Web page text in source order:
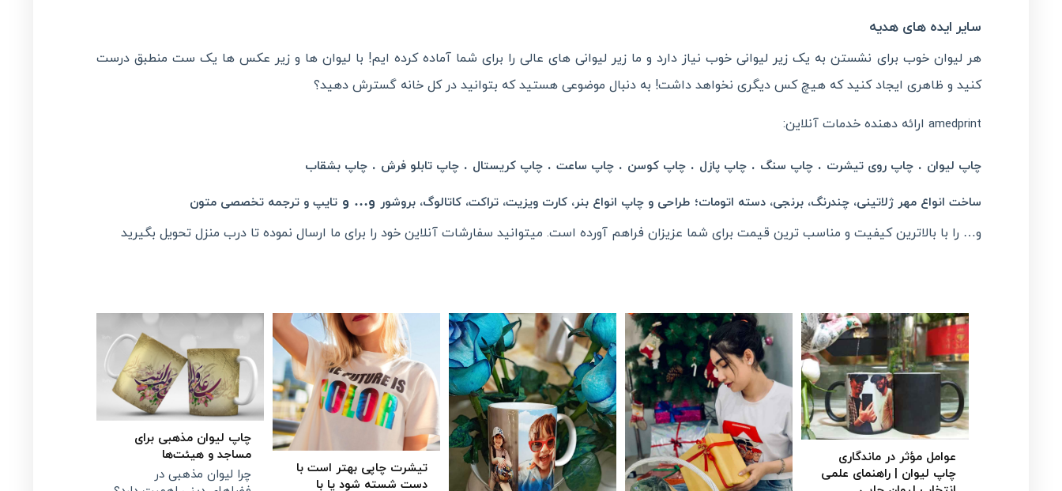
سایر ایده های هدیه
هر لیوان خوب برای نشستن به یک زیر لیوانی خوب نیاز دارد و ما زیر لیوانی های عالی را برای شما آماده کرده ایم! با لیوان ها و زیر عکس ها یک ست منطبق درست
کنید و ظاهری ایجاد کنید که هیچ کس دیگری نخواهد داشت! به دنبال موضوعی هستید که بتوانید در کل خانه گسترش دهید؟
amedprint ارائه دهنده خدمات آنلاین:
چاپ لیوان .چاپ روی تیشرت .چاپ سنگ .چاپ پازل .چاپ کوسن .چاپ ساعت .چاپ کریستال .چاپ تابلو فرش .چاپ بشقاب
ساخت انواع مهر ژلاتینی، چندرنگ، برنجی، دسته اتومات؛طراحی و چاپ انواع بنر، کارت ویزیت، تراکت، کاتالوگ، بروشور و… وتایپ و ترجمه تخصصی متون
و… را با بالاترین کیفیت و مناسب ترین قیمت برای شما عزیزان فراهم آورده است. میتوانید سفارشات آنلاین خود را برای ما ارسال نموده تا درب منزل تحویل بگیرید
چاپ لیوان مذهبی برای
مساجد و هیئت‌ها
چرا لیوان مذهبی در
تیشرت چاپی بهتر است با
دست شسته شود یا با
عوامل مؤثر در ماندگاری
چاپ لیوان | راهنمای علمی